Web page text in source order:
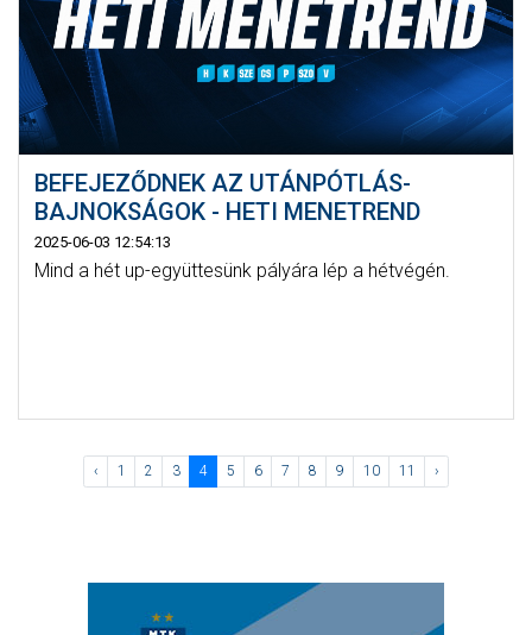
BEFEJEZŐDNEK AZ UTÁNPÓTLÁS-
BAJNOKSÁGOK - HETI MENETREND
2025-06-03 12:54:13
Mind a hét up-együttesünk pályára lép a hétvégén.
‹ 1 2 3 4 5 6 7 8 9 10 11 ›